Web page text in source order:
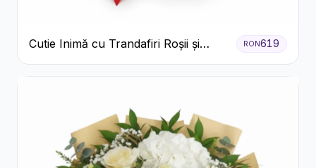
Cutie Inimă cu Trandafiri Roșii și
Bomboane Raffaello
RON619